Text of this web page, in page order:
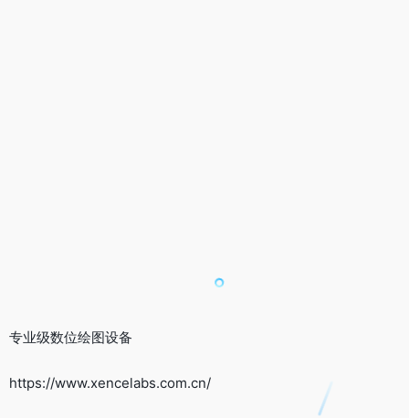
专业级数位绘图设备
https://www.xencelabs.com.cn/